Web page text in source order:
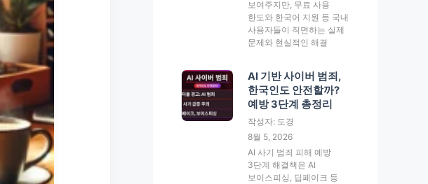
보여주지만, 무료 사용
한도와 한국어 지원 등 국내
사용자들이 직면하는 실제
문제와 현실적인 해결
AI 기반 사이버 범죄,
한국인도 안전할까?
예방 3단계 총정리
작성자: 도경
8월 5, 2026
AI 사기 범죄 피해 예방
3단계 해결책은 AI
보이스피싱, 딥페이크 등